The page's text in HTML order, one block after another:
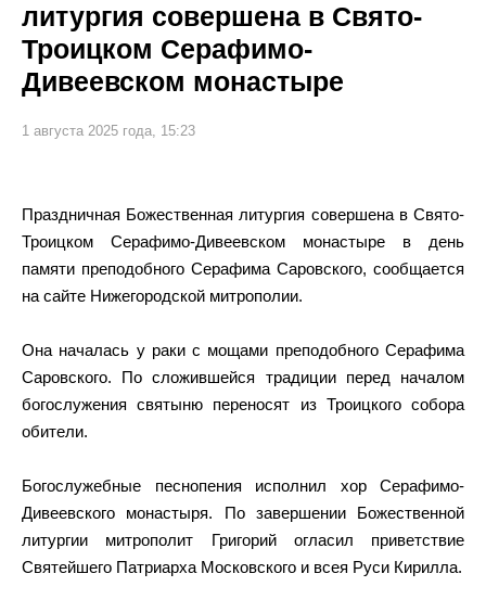
литургия совершена в Свято-
Троицком Серафимо-
Дивеевском монастыре
1 августа 2025 года, 15:23
Праздничная Божественная литургия совершена в Свято-
Троицком Серафимо-Дивеевском монастыре в день
памяти преподобного Серафима Саровского, сообщается
на сайте Нижегородской митрополии.
Она началась у раки с мощами преподобного Серафима
Саровского. По сложившейся традиции перед началом
богослужения святыню переносят из Троицкого собора
обители.
Богослужебные песнопения исполнил хор Серафимо-
Дивеевского монастыря. По завершении Божественной
литургии митрополит Григорий огласил приветствие
Святейшего Патриарха Московского и всея Руси Кирилла.